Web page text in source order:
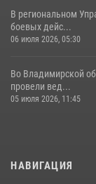
В региональном
боевых дейс...
06 июля 2026, 05:30
Во Владимирской
провели вед...
05 июля 2026, 11:45
НАВИГАЦИЯ